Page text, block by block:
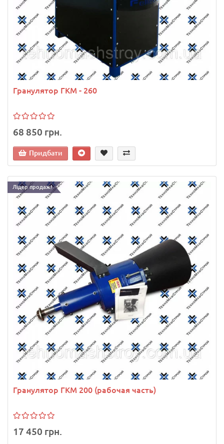
Гранулятор ГКМ - 260
68 850 грн.
Придбати
Лідер продаж!
Гранулятор ГКМ 200 (рабочая часть)
17 450 грн.